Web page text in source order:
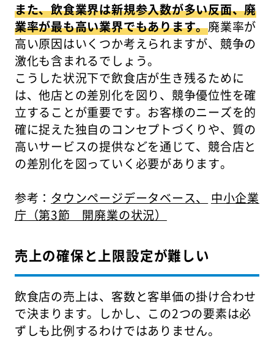
また、飲食業界は新規参入数が多い反面、廃
業率が最も高い業界でもあります。廃業率が
高い原因はいくつか考えられますが、競争の
激化も含まれるでしょう。
こうした状況下で飲食店が生き残るために
は、他店との差別化を図り、競争優位性を確
立することが重要です。お客様のニーズを的
確に捉えた独自のコンセプトづくりや、質の
高いサービスの提供などを通じて、競合店と
の差別化を図っていく必要があります。
参考： タウンページデータベース、
中小企業
庁（第3節 開廃業の状況）
売上の確保と上限設定が難しい
飲食店の売上は、客数と客単価の掛け合わせ
で決まります。しかし、この2つの要素は必
ずしも比例するわけではありません。